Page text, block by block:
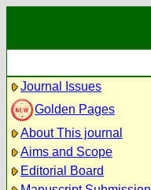
Journal Issues
Golden Pages
About This journal
Aims and Scope
Editorial Board